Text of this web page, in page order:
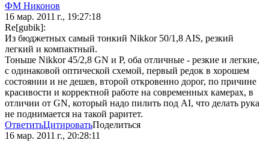
ФМ Никонов
16 мар. 2011 г., 19:27:18
Re[gubik]:
Из бюджетных самый тонкий Nikkor 50/1,8 AIS, резкий
легкий и компактный.
Тоньше Nikkor 45/2,8 GN и P, оба отличные - резкие и легкие,
с одинаковой оптической схемой, первый редок в хорошем
состоянии и не дешев, второй откровенно дорог, по причине
красивости и корректной работе на современных камерах, в
отличии от GN, который надо пилить под AI, что делать рука
не поднимается на такой раритет.
ОтветитьЦитироватьПоделиться
16 мар. 2011 г., 20:28:11